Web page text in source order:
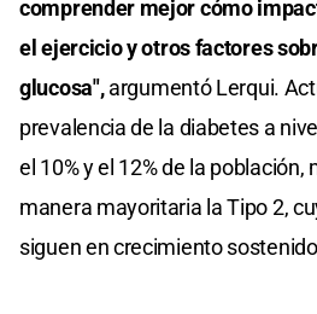
comprender mejor cómo
el ejercicio y otros factores
glucosa",argumentó Lerqui.
prevalencia de la diabetes a
el 10% y el 12% de la
manera mayoritaria la Tipo 2,
siguen en crecimiento